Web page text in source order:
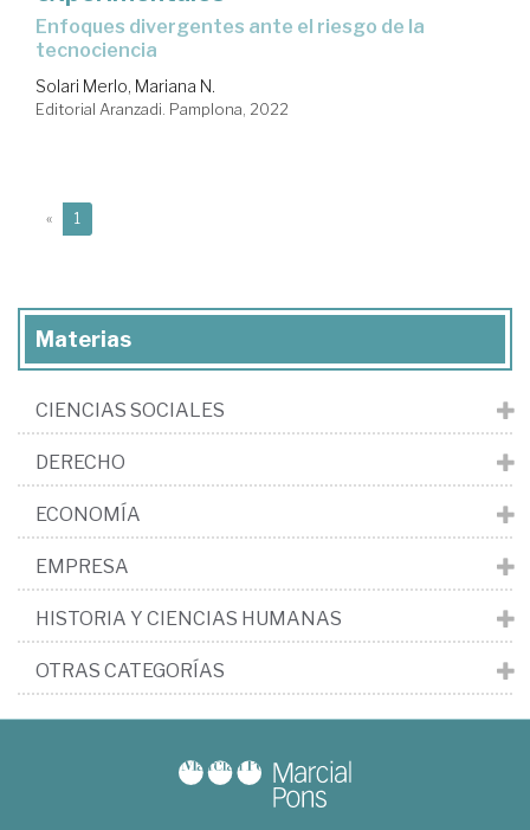
enfoques divergentes ante el riesgo de la
tecnociencia
Solari Merlo, Mariana N.
Editorial Aranzadi. Pamplona, 2022
« 1
Materias
CIENCIAS SOCIALES
DERECHO
ECONOMÍA
EMPRESA
HISTORIA Y CIENCIAS HUMANAS
OTRAS CATEGORÍAS